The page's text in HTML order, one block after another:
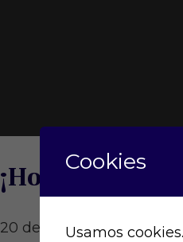
¡Hola, mundo!
20 de enero de 2022
Cookies
Usamos